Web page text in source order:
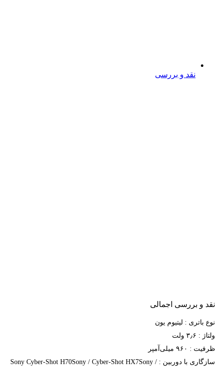
نقد و بررسی
نقد و بررسی اجمالی
نوع باتری : لیتیوم یون
ولتاژ : ۳٫۶ ولت
ظرفیت : ۹۶۰ میلی‌آمپر
سازگاری با دوربین : Sony Cyber-Shot H70Sony / Cyber-Shot HX7Sony /